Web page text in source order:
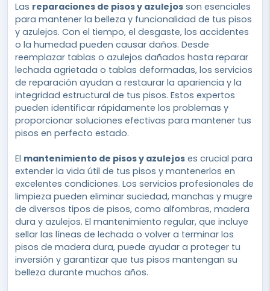
Las reparaciones de pisos y azulejos son esenciales
para mantener la belleza y funcionalidad de tus pisos
y azulejos. Con el tiempo, el desgaste, los accidentes
o la humedad pueden causar daños. Desde
reemplazar tablas o azulejos dañados hasta reparar
lechada agrietada o tablas deformadas, los servicios
de reparación ayudan a restaurar la apariencia y la
integridad estructural de tus pisos. Estos expertos
pueden identificar rápidamente los problemas y
proporcionar soluciones efectivas para mantener tus
pisos en perfecto estado.
El mantenimiento de pisos y azulejos es crucial para
extender la vida útil de tus pisos y mantenerlos en
excelentes condiciones. Los servicios profesionales de
limpieza pueden eliminar suciedad, manchas y mugre
de diversos tipos de pisos, como alfombras, madera
dura y azulejos. El mantenimiento regular, que incluye
sellar las líneas de lechada o volver a terminar los
pisos de madera dura, puede ayudar a proteger tu
inversión y garantizar que tus pisos mantengan su
belleza durante muchos años.